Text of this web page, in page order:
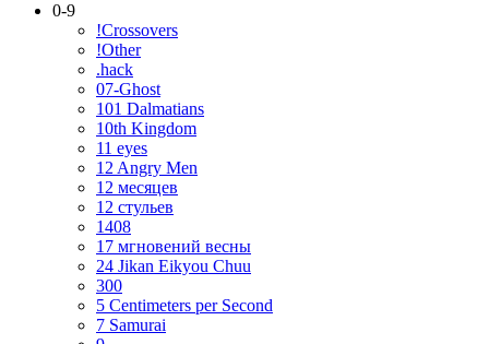
0-9
!Crossovers
!Other
.hack
07-Ghost
101 Dalmatians
10th Kingdom
11 eyes
12 Angry Men
12 месяцев
12 стульев
1408
17 мгновений весны
24 Jikan Eikyou Chuu
300
5 Centimeters per Second
7 Samurai